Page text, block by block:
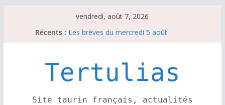
vendredi, août 7, 2026
Récents : Les brèves du mercredi 5 août
Escalafón 2026 – novilleros –
Les brèves du jeudi 6 août
Tertulias
Site taurin français, actualités